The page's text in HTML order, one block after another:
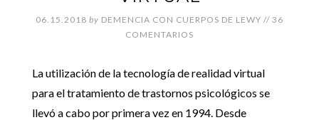
06.15.2018 by DEMENCIA CON CUERPOS DE LEWY // 36
COMENTARIOS
La utilización de la tecnología de realidad virtual
para el tratamiento de trastornos psicológicos se
llevó a cabo por primera vez en 1994. Desde